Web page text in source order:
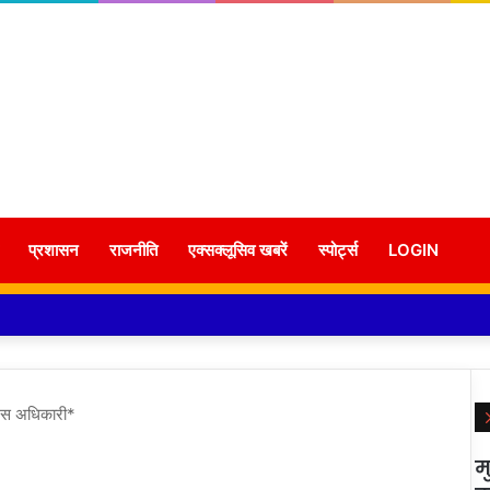
प्रशासन राजनीति एक्सक्लूसिव खबरें स्पोर्ट्स LOGIN
अधिकारी*